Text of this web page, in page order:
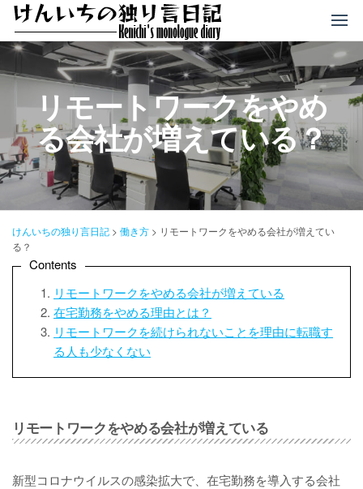
テ
ン
キ
ッ
プ
リモートワークをやめ
る会社が増えている？
けんいちの独り言日記 > 働き方 > リモートワークをやめる会社が増えてい
る？
Contents
リモートワークをやめる会社が増えている
在宅勤務をやめる理由とは？
リモートワークを続けられないことを理由に転職す
る人も少なくない
リモートワークをやめる会社が増えている
新型コロナウイルスの感染拡大で、在宅勤務を導入する会社